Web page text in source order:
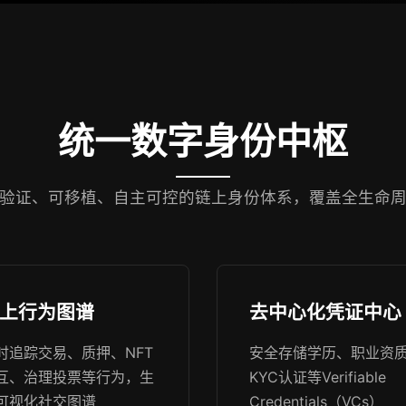
统一数字身份中枢
证、可移植、自主可控的链上身份体系，覆盖全生命
行为图谱
追踪交易、质押、NFT
、治理投票等行为，生
视化社交图谱
去中心化凭证中心
安全存储学历、职业资
KYC认证等Verifiable
Credentials（VCs）